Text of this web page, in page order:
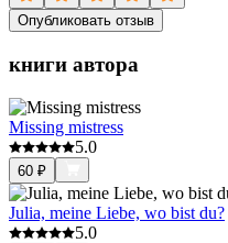
Опубликовать отзыв
книги автора
Missing mistress
5.0
60 ₽
Julia, meine Liebe, wo bist du?
5.0